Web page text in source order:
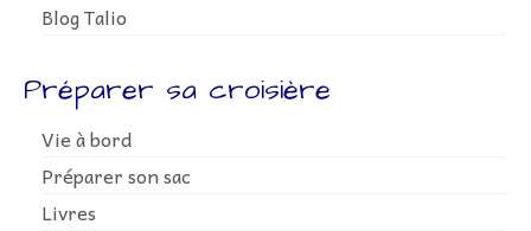
Blog Talio
Préparer sa croisière
Vie à bord
Préparer son sac
Livres